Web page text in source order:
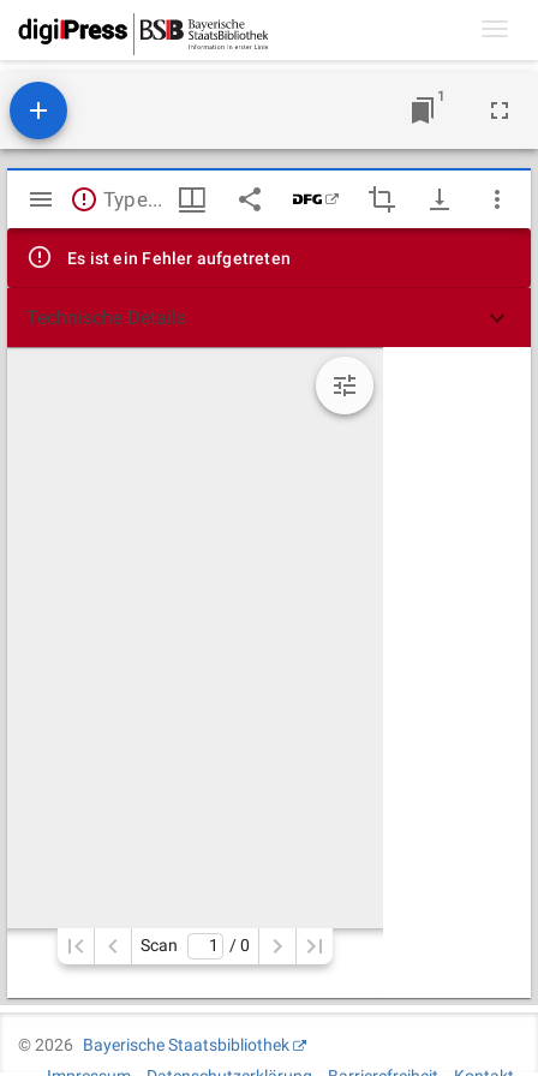
1
Mirador
Viewer
TypeError: Failed to fetch
Es ist ein Fehler aufgetreten
Technische Details
Scan / 0
©2026
Bayerische Staatsbibliothek